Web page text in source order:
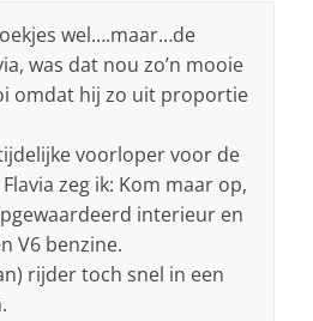
wel….maar…de
was dat nou zo’n mooie
omdat hij zo uit proportie
voorloper voor de
zeg ik: Kom maar op,
interieur en
V6 benzine.
rijder toch snel in een